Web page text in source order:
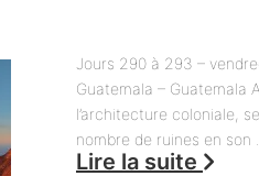
Jours 290 à 293 –
Guatemala – Guatemala
l’architecture coloniale,
nombre de ruines en son …
Lire la suite